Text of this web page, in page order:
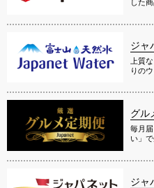
した
ジャ
上質
りの
グル
毎月
い」
ジャ